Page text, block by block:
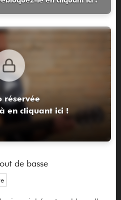
réservée
en cliquant ici !
de basse